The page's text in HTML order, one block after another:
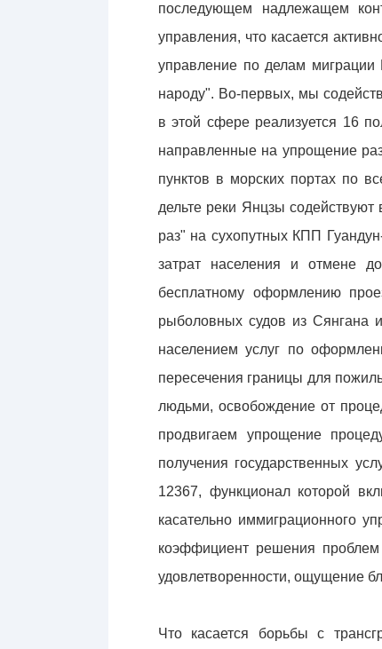
последующем надлежащем
управления, что касается
управление по делам
народу". Во-первых, мы
в этой сфере реализуется 16
направленные на упрощение
пунктов в морских портах по
дельте реки Янцзы
раз" на сухопутных КПП
затрат населения и отмене
бесплатному оформлению
рыболовных судов из Сянгана
населением услуг по
пересечения границы для
людьми, освобождение от
продвигаем упрощение
получения государственных
12367, функционал которой
касательно иммиграционного
коэффициент решения
удовлетворенности, ощущение
Что касается борьбы с